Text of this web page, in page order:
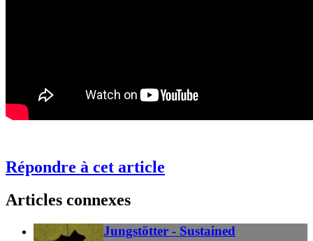
Répondre à cet article
Articles connexes
Jungstötter - Sustained